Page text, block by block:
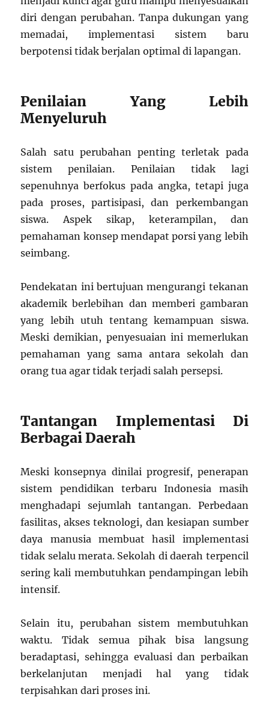
diri dengan perubahan. Tanpa dukungan yang
memadai, implementasi sistem baru
berpotensi tidak berjalan optimal di lapangan.
Penilaian Yang Lebih
Menyeluruh
Salah satu perubahan penting terletak pada
sistem penilaian. Penilaian tidak lagi
sepenuhnya berfokus pada angka, tetapi juga
pada proses, partisipasi, dan perkembangan
siswa. Aspek sikap, keterampilan, dan
pemahaman konsep mendapat porsi yang lebih
seimbang.
Pendekatan ini bertujuan mengurangi tekanan
akademik berlebihan dan memberi gambaran
yang lebih utuh tentang kemampuan siswa.
Meski demikian, penyesuaian ini memerlukan
pemahaman yang sama antara sekolah dan
orang tua agar tidak terjadi salah persepsi.
Tantangan Implementasi Di
Berbagai Daerah
Meski konsepnya dinilai progresif, penerapan
sistem pendidikan terbaru Indonesia masih
menghadapi sejumlah tantangan. Perbedaan
fasilitas, akses teknologi, dan kesiapan sumber
daya manusia membuat hasil implementasi
tidak selalu merata. Sekolah di daerah terpencil
sering kali membutuhkan pendampingan lebih
intensif.
Selain itu, perubahan sistem membutuhkan
waktu. Tidak semua pihak bisa langsung
beradaptasi, sehingga evaluasi dan perbaikan
berkelanjutan menjadi hal yang tidak
terpisahkan dari proses ini.